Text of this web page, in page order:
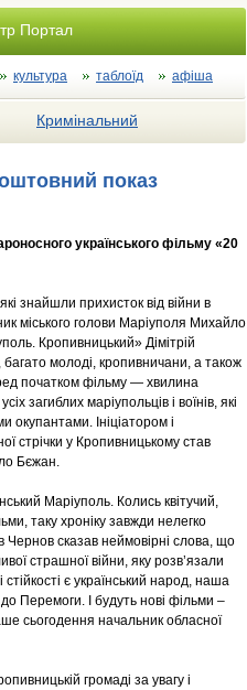
Портал
культура таблоїд афіша
Кримінальний
показ
українського фільму «20
знайшли прихисток від війни в
міського голови Маріуполя Михайло
Кропивницький» Дімітрій
багато молоді, кропивничани, а також
початком фільму — хвилина
загиблих маріупольців і воїнів, які
окупантами. Ініціатором і
стрічки у Кропивницькому став
Бєжан.
Маріуполь. Колись квітучий,
таку хроніку завжди нелегко
Чернов сказав неймовірні слова, що
страшної війни, яку розв’язали
стійкості є український народ, наша
Перемоги. І будуть нові фільми –
сьогодення начальник обласної
громаді за увагу і